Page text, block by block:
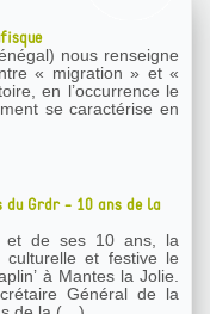
nous renseigne
« migration » et «
en l’occurrence le
du Grdr - 10 ans de la
et de ses 10 ans, la
culturelle et festive le
à Mantes la Jolie.
Général de la